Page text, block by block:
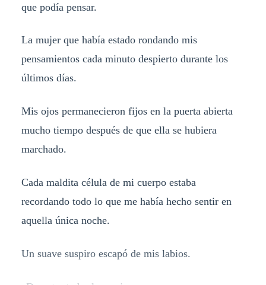
que podía pensar.
La mujer que había estado rondando mis
pensamientos cada minuto despierto durante los
últimos días.
Mis ojos permanecieron fijos en la puerta abierta
mucho tiempo después de que ella se hubiera
marchado.
Cada maldita célula de mi cuerpo estaba
recordando todo lo que me había hecho sentir en
aquella única noche.
Un suave suspiro escapó de mis labios.